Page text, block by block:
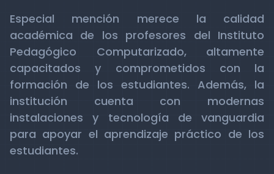
Especial mención merece la calidad
académica de los profesores del Instituto
Pedagógico Computarizado, altamente
capacitados y comprometidos con la
formación de los estudiantes. Además, la
institución cuenta con modernas
instalaciones y tecnología de vanguardia
para apoyar el aprendizaje práctico de los
estudiantes.